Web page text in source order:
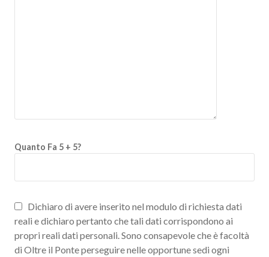
Quanto Fa 5 + 5?
Dichiaro di avere inserito nel modulo di richiesta dati
reali e dichiaro pertanto che tali dati corrispondono ai
propri reali dati personali. Sono consapevole che è facoltà
di Oltre il Ponte perseguire nelle opportune sedi ogni